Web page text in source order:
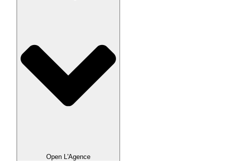
Open L'Agence